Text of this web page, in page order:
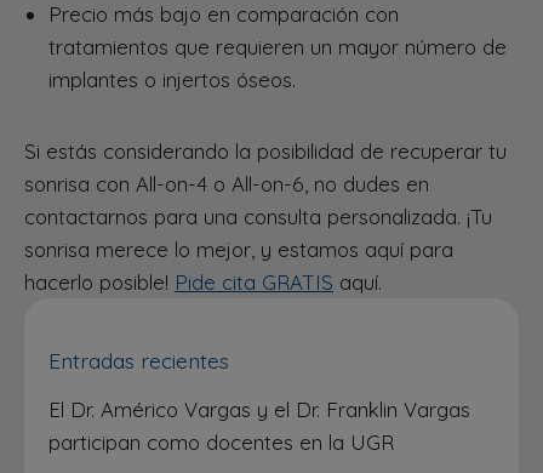
Precio más bajo en comparación con
tratamientos que requieren un mayor número de
implantes o injertos óseos.
Si estás considerando la posibilidad de recuperar tu
sonrisa con All-on-4 o All-on-6, no dudes en
contactarnos para una consulta personalizada. ¡Tu
sonrisa merece lo mejor, y estamos aquí para
hacerlo posible! Pide cita GRATIS aquí.
Entradas recientes
El Dr. Américo Vargas y el Dr. Franklin Vargas
participan como docentes en la UGR